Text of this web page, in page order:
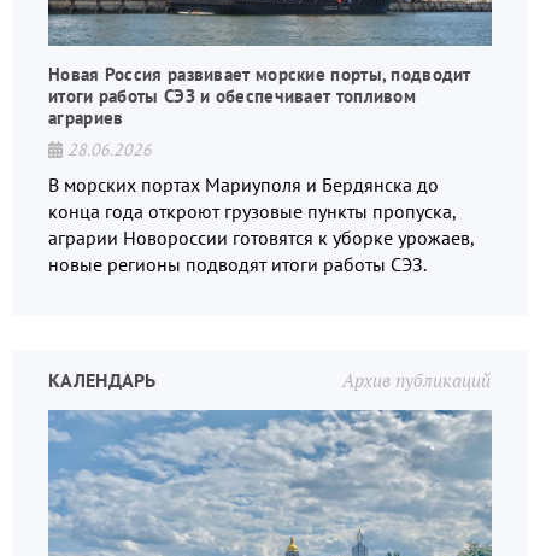
Новая Россия развивает морские порты, подводит
итоги работы СЭЗ и обеспечивает топливом
аграриев
28.06.2026
В морских портах Мариуполя и Бердянска до
конца года откроют грузовые пункты пропуска,
аграрии Новороссии готовятся к уборке урожаев,
новые регионы подводят итоги работы СЭЗ.
Архив публикаций
КАЛЕНДАРЬ